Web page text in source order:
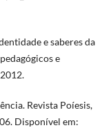
e saberes da
e
Revista Poíesis,
Disponível em: